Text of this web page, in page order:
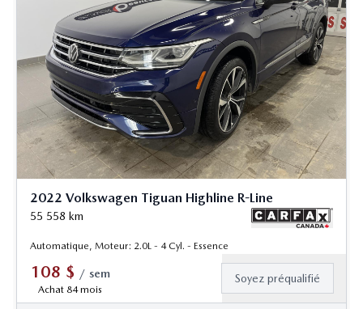
2022 Volkswagen Tiguan Highline R-Line
55 558 km
Automatique, Moteur: 2.0L - 4 Cyl. - Essence
108 $ / sem
Achat 84 mois
Soyez préqualifié